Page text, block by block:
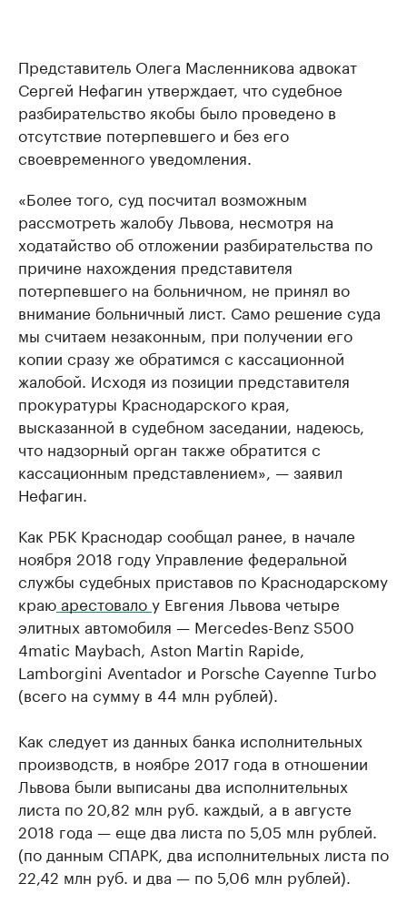
Представитель Олега Масленникова адвокат
Сергей Нефагин утверждает, что судебное
разбирательство якобы было проведено в
отсутствие потерпевшего и без его
своевременного уведомления.
«Более того, суд посчитал возможным
рассмотреть жалобу Львова, несмотря на
ходатайство об отложении разбирательства по
причине нахождения представителя
потерпевшего на больничном, не принял во
внимание больничный лист. Само решение суда
мы считаем незаконным, при получении его
копии сразу же обратимся с кассационной
жалобой. Исходя из позиции представителя
прокуратуры Краснодарского края,
высказанной в судебном заседании, надеюсь,
что надзорный орган также обратится с
кассационным представлением», — заявил
Нефагин.
Как РБК Краснодар сообщал ранее, в начале
ноября 2018 году Управление федеральной
службы судебных приставов по Краснодарскому
краюарестовалоу Евгения Львова четыре
элитных автомобиля — Mercedes-Benz S500
4matic Maybach, Aston Martin Rapide,
Lamborgini Aventador и Porsche Cayenne Turbo
(всего на сумму в 44 млн рублей).
Как следует из данных банка исполнительных
производств, в ноябре 2017 года в отношении
Львова были выписаны два исполнительных
листа по 20,82 млн руб. каждый, а в августе
2018 года — еще два листа по 5,05 млн рублей.
(по данным СПАРК, два исполнительных листа по
22,42 млн руб. и два — по 5,06 млн рублей).